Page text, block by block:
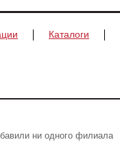
Каталоги
ни одного филиала